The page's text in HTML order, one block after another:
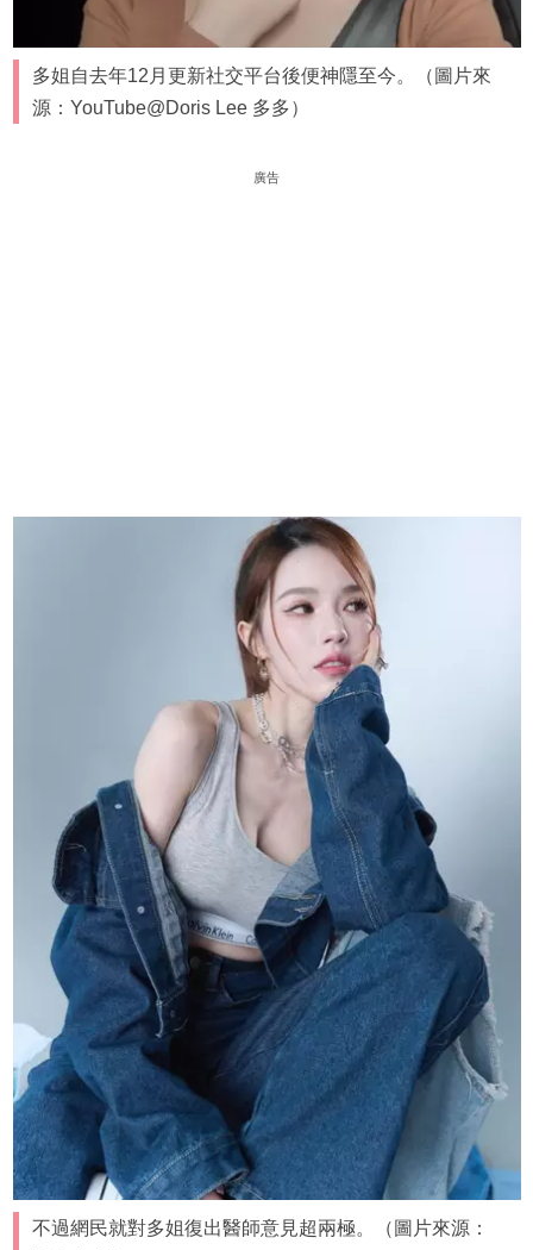
多姐自去年12月更新社交平台後便神隱至今。（圖片來
源：YouTube@Doris Lee 多多）
廣告
不過網民就對多姐復出醫師意見超兩極。（圖片來源：